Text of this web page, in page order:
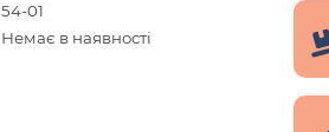
54-01
Немає в наявності